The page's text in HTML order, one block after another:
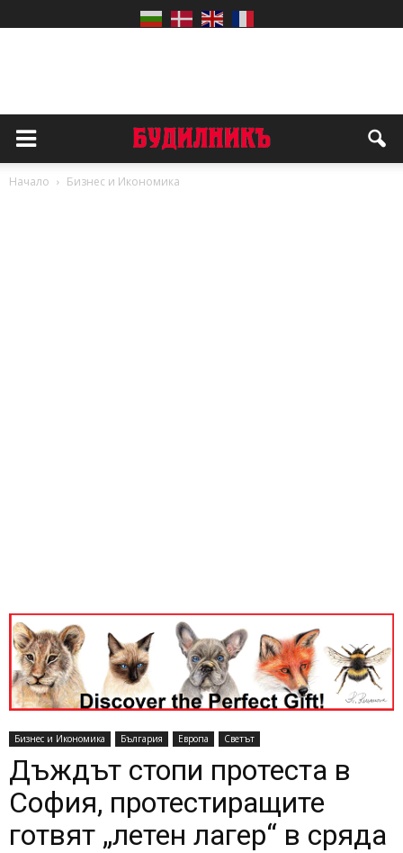
Начало Бизнес и Икономика
Бизнес и Икономика България Европа Светът
Дъждът стопи протеста в
София, протестиращите
готвят „летен лагер“ в сряда